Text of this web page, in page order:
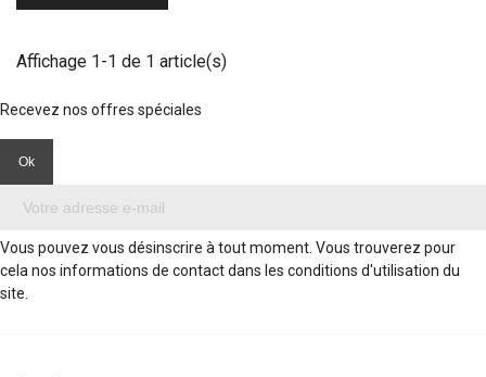
Affichage 1-1 de 1 article(s)
Recevez nos offres spéciales
Vous pouvez vous désinscrire à tout moment. Vous trouverez pour
cela nos informations de contact dans les conditions d'utilisation du
site.